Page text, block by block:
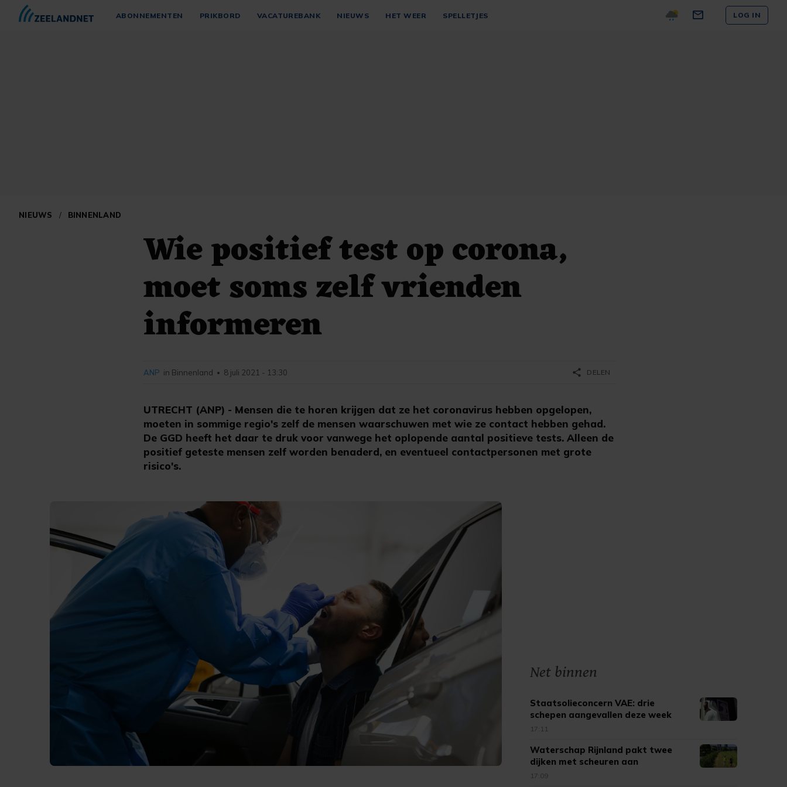
ABONNEMENTEN PRIKBORD VACATUREBANK NIEUWS HET WEER SPELLETJES LOG IN
NIEUWS / BINNENLAND
Wie positief test op corona,
moet soms zelf vrienden
informeren
UTRECHT (ANP) - Mensen die te horen krijgen dat ze het coronavirus hebben opgelopen,
moeten in sommige regio's zelf de mensen waarschuwen met wie ze contact hebben gehad.
De GGD heeft het daar te druk voor vanwege het oplopende aantal positieve tests. Alleen de
positief geteste mensen zelf worden benaderd, en eventueel contactpersonen met grote
risico's.
ANP in Binnenland • 8 juli 2021 - 13:30 share DELEN
Net binnen
Staatsolieconcern VAE: drie
schepen aangevallen deze week
17:11
Waterschap Rijnland pakt twee
dijken met scheuren aan
17:09